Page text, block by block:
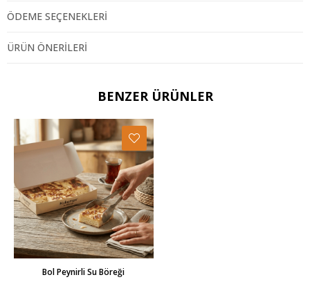
İçindekiler:
ÖDEME SEÇENEKLERI
ÜRÜN ÖNERILERI
BENZER ÜRÜNLER
Bol Peynirli Su Böreği